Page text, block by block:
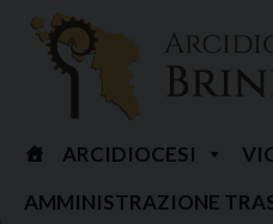
Skip
content
ARCIDIOCESI
AMMINISTRAZIONE